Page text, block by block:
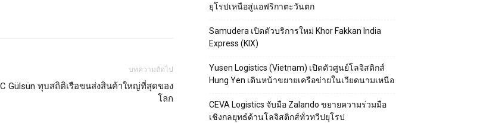
บทความถัดไป
Gülsün ทุบสถิติเรือขนส่งสินค้าใหญ่ที่สุดของ
โลก
ยุโรปเหนือสู่แอฟริกาตะวันตก
Samudera เปิดตัวบริการใหม่ Khor Fakkan India
Express (KIX)
Yusen Logistics (Vietnam) เปิดตัวศูนย์โลจิสติกส์
Hung Yen เดินหน้าขยายเครือข่ายในเวียดนามเหนือ
CEVA Logistics จับมือ Zalando ขยายความร่วมมือ
เชิงกลยุทธ์ด้านโลจิสติกส์ทั่วทวีปยุโรป